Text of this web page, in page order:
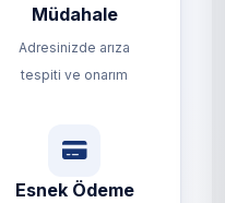
Müdahale
Adresinizde arıza
tespiti ve onarım
Esnek Ödeme